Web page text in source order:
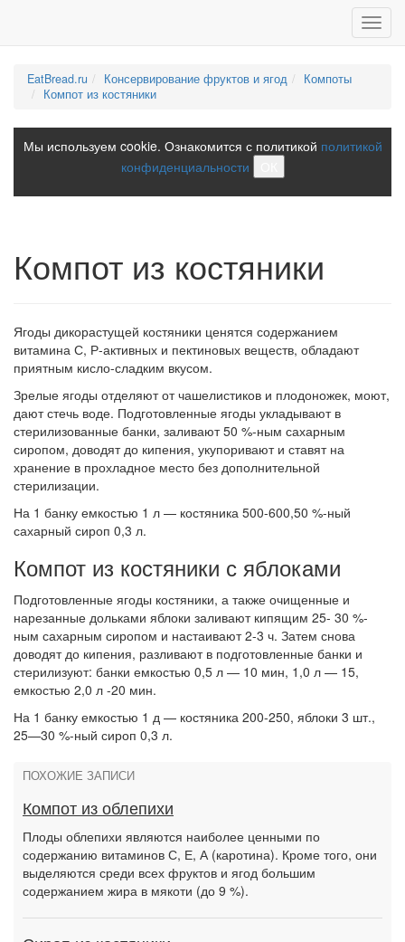
EatBread.ru Консервирование фруктов и ягод
Компоты
Компот из костяники
Мы используем cookie. Ознакомится с политикой политикой
конфиденциальности
Компот из костяники
Ягоды дикорастущей костяники ценятся содержанием
витамина С, Р-активных и пектиновых веществ, обладают
приятным кисло-сладким вкусом.
Зрелые ягоды отделяют от чашелистиков и плодоножек, моют,
дают стечь воде. Подготовленные ягоды укладывают в
стерилизованные банки, заливают 50 %-ным сахарным
сиропом, доводят до кипения, укупоривают и ставят на
хранение в прохладное место без дополнительной
стерилизации.
На 1 банку емкостью 1 л — костяника 500-600,50 %-ный
сахарный сироп 0,3 л.
Компот из костяники с яблоками
Подготовленные ягоды костяники, а также очищенные и
нарезанные дольками яблоки заливают кипящим 25- 30 %-
ным сахарным сиропом и настаивают 2-3 ч. Затем снова
доводят до кипения, разливают в подготовленные банки и
стерилизуют: банки емкостью 0,5 л — 10 мин, 1,0 л — 15,
емкостью 2,0 л -20 мин.
На 1 банку емкостью 1 д — костяника 200-250, яблоки 3 шт.,
25—30 %-ный сироп 0,3 л.
ПОХОЖИЕ ЗАПИСИ
Компот из облепихи
Плоды облепихи являются наиболее ценными по
содержанию витаминов С, Е, А (каротина). Кроме того, они
выделяются среди всех фруктов и ягод большим
содержанием жира в мякоти (до 9 %).